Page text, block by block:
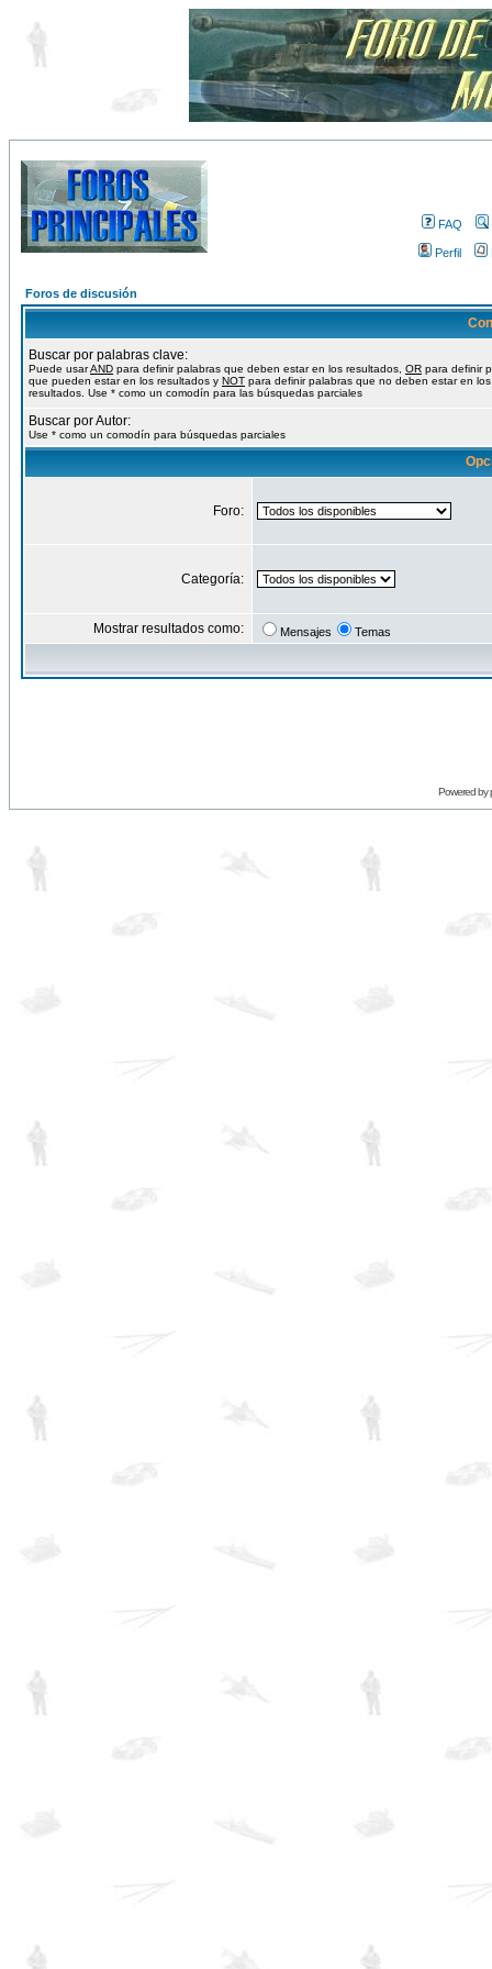
FAQ
Perfil
Foros de discusión
Buscar por palabras clave:
Puede usarAND para definir palabras que deben estar en los resultados, OR para definir
que pueden estar en los resultados y NOT para definir palabras que no deben estar en los
resultados. Use * como un comodín para las búsquedas parciales
Buscar por Autor:
Use * como un comodín para búsquedas parciales
Foro:
Categoría:
Mostrar resultados como: Mensajes Temas
Powered by